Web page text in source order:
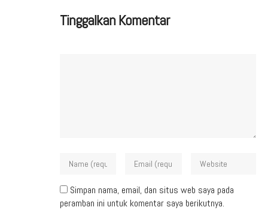
Tinggalkan Komentar
Simpan nama, email, dan situs web saya pada
peramban ini untuk komentar saya berikutnya.